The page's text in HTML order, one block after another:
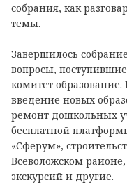
собрания, как
темы.
Завершилось
вопросы,
комитет
введение новых
ремонт дошкольных
бесплатной
«Сферум»,
Всеволожском
экскурсий и другие.